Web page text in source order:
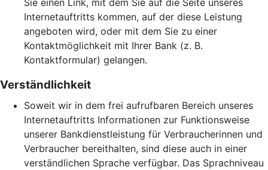
Sie einen Link, mit dem Sie auf die Seite unseres
Internetauftritts kommen, auf der diese Leistung
angeboten wird, oder mit dem Sie zu einer
Kontaktmöglichkeit mit Ihrer Bank (z. B.
Kontaktformular) gelangen.
Verständlichkeit
Soweit wir in dem frei aufrufbaren Bereich unseres
Internetauftritts Informationen zur Funktionsweise
unserer Bankdienstleistung für Verbraucherinnen und
Verbraucher bereithalten, sind diese auch in einer
verständlichen Sprache verfügbar. Das Sprachniveau